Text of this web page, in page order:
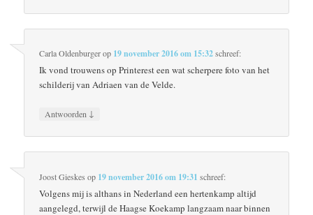
Carla Oldenburgerop 19 november 2016 om 15:32schreef:
Ik vond trouwens op Printerest een wat scherpere foto van het
schilderij van Adriaen van de Velde.
Antwoorden ↓
Joost Gieskes op 19 november 2016 om 19:31 schreef:
Volgens mij is althans in Nederland een hertenkamp altijd
aangelegd, terwijl de Haagse Koekamp langzaam naar binnen